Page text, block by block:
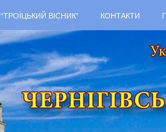
“ТРОЇЦЬКИЙ ВІСНИК” КОНТАКТИ